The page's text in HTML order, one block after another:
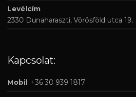
Levélcím
2330 Dunaharaszti, Vörösföld utca 19.
Kapcsolat:
Mobil : +36 30 939 1817